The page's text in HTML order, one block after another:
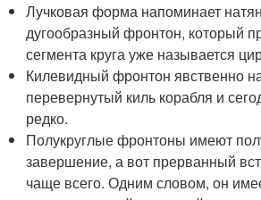
Лучковая форма напоминает
дугообразный фронтон, который
сегмента круга уже называется
Килевидный фронтон явственно
перевернутый киль корабля и
редко.
Полукруглые фронтоны имеют
завершение, а вот прерванный
чаще всего. Одним словом, он